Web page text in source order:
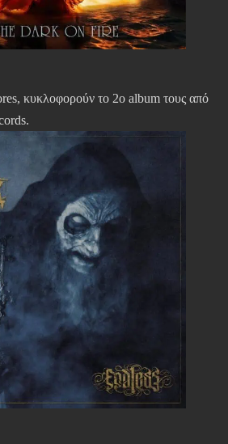
κυκλοφορούν το 2ο album τους από